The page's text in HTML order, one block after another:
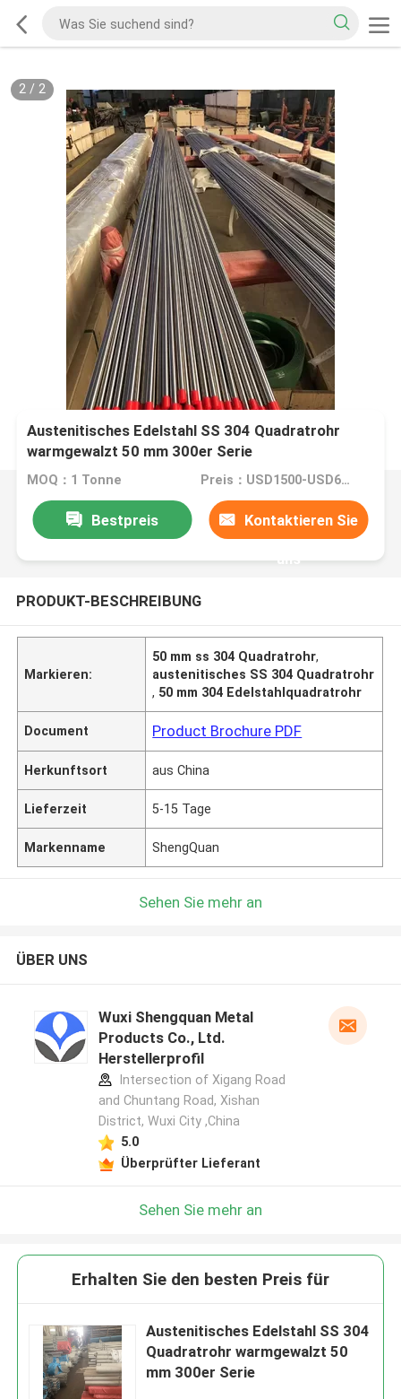
2/ 2
Austenitisches Edelstahl SS 304 Quadratrohr
warmgewalzt 50 mm 300er Serie
MOQ：1 Tonne Preis：USD1500-USD6000
Bestpreis Kontaktieren Sie
uns
PRODUKT-BESCHREIBUNG
Markieren:
50 mm ss 304 Quadratrohr,
austenitisches SS 304 Quadratrohr
, 50 mm 304 Edelstahlquadratrohr
Document Product Brochure PDF
Herkunftsort aus China
Lieferzeit 5-15 Tage
Markenname ShengQuan
Sehen Sie mehr an
ÜBER UNS
Wuxi Shengquan Metal
Products Co., Ltd.
Herstellerprofil
Intersection of Xigang Road
and Chuntang Road, Xishan
District, Wuxi City ,China
5.0
Überprüfter Lieferant
Sehen Sie mehr an
Erhalten Sie den besten Preis für
Austenitisches Edelstahl SS 304
Quadratrohr warmgewalzt 50
mm 300er Serie